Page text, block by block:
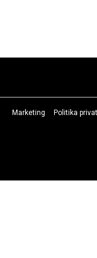
Marketing Politika